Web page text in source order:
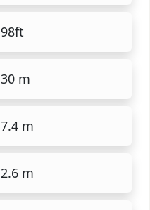
98ft
30 m
7.4 m
2.6 m